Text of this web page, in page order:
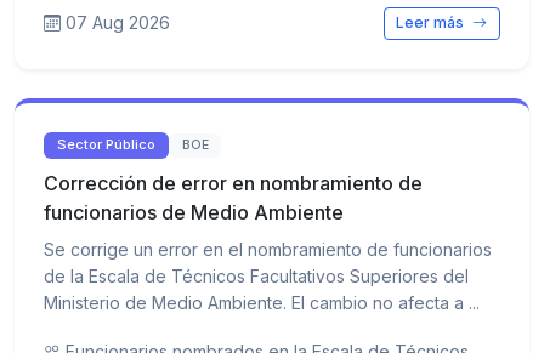
07 Aug 2026 Leer más
Sector Público BOE
Corrección de error en nombramiento de
funcionarios de Medio Ambiente
Se corrige un error en el nombramiento de funcionarios
de la Escala de Técnicos Facultativos Superiores del
Ministerio de Medio Ambiente. El cambio no afecta a ...